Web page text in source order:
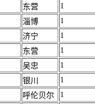
东营
1
淄博
1
济宁
1
东营
1
吴忠
1
银川
1
呼伦贝尔
1